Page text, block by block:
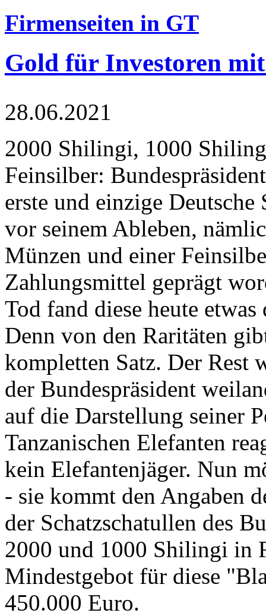
Firmenseiten in GT
Gold für Investoren
28.06.2021
2000 Shilingi, 1000
Feinsilber:
erste und einzige Deutsche
vor seinem Ableben,
Münzen und einer
Zahlungsmittel geprägt
Tod fand diese heute
Denn von den Raritäten
kompletten Satz. Der Rest
der Bundespräsident
auf die Darstellung seiner
Tanzanischen Elefanten
kein Elefantenjäger. Nun
- sie kommt den Angaben
der Schatzschatullen des
2000 und 1000 Shilingi in
Mindestgebot für diese
450.000 Euro.